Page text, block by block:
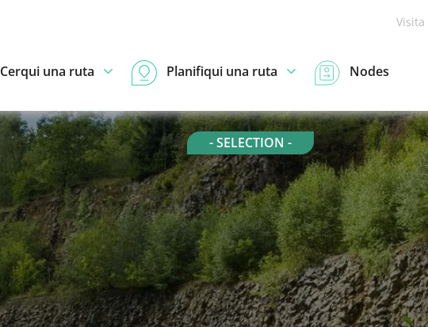
Cerqui una ruta Planifiqui una ruta Nodes
- SELECTION -